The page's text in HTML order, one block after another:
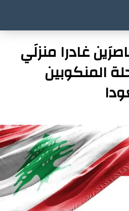
غادرا منزلَي
المنكوبين